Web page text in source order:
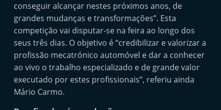
conseguir alcançar nestes próximos anos, de
grandes mudanças e transformações”. Esta
competição vai disputar-se na feira ao longo dos
seus três dias. O objetivo é “credibilizar e valorizar a
profissão mecatrónico automóvel e dar a conhecer
ao vivo o trabalho especializado e de grande valor
executado por estes profissionais”, referiu ainda
Mário Carmo.